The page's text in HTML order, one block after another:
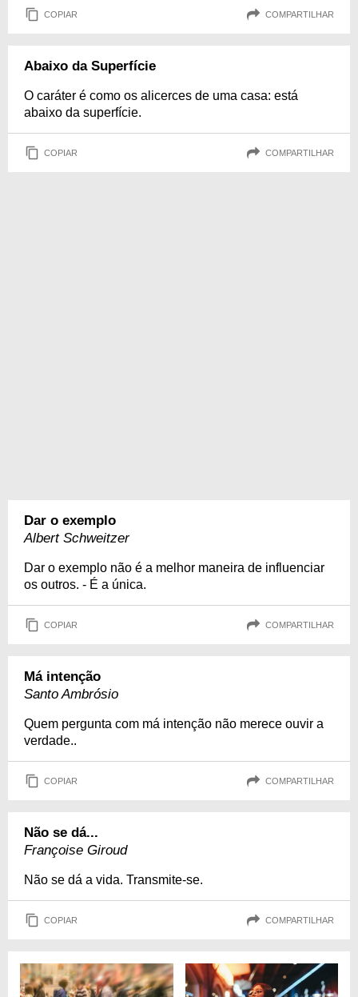
COPIAR COMPARTILHAR
Abaixo da Superfície
O caráter é como os alicerces de uma casa: está
abaixo da superfície.
COPIAR COMPARTILHAR
Dar o exemplo
Albert Schweitzer
Dar o exemplo não é a melhor maneira de influenciar
os outros. - É a única.
COPIAR COMPARTILHAR
Má intenção
Santo Ambrósio
Quem pergunta com má intenção não merece ouvir a
verdade..
COPIAR COMPARTILHAR
Não se dá...
Françoise Giroud
Não se dá a vida. Transmite-se.
COPIAR COMPARTILHAR